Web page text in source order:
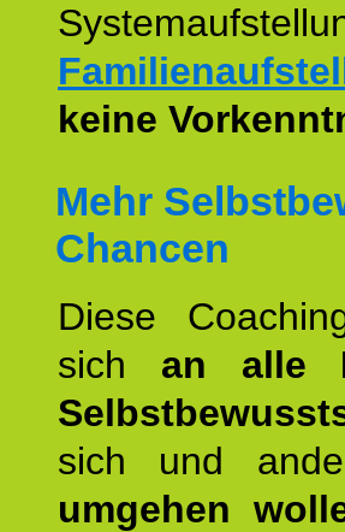
keine
Mehr
Chancen
Diese
sich an alle
sich und
umgehen